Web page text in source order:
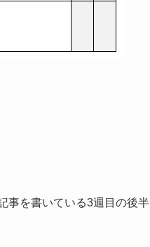
事を書いている3週目の後半